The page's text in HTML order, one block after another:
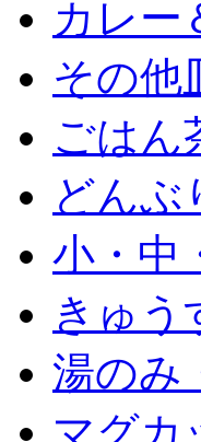
カレー
その他
ごはん
どんぶ
小・中
きゅう
湯のみ
マグカ